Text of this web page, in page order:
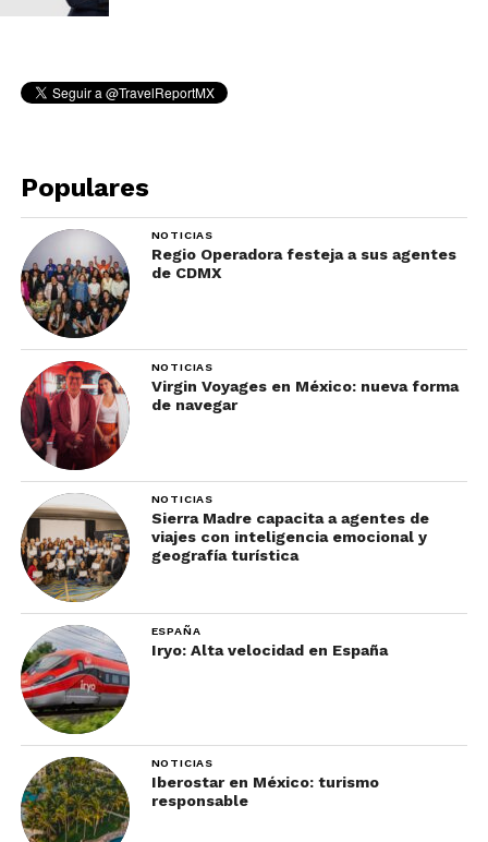
Dubái
Operamos viajes culturales, de lujo, aventura y
salidas garantizadas para agencias y operadores
“Nos especializamos en
experiencias auténticas,
con operación propia y
atención en español
24/7.”
TR: ¿Por qué Asia Central y
el Cáucaso están creciendo
tanto?
ZN:La respuesta es simple: autenticidad.
“Muchos viajeros
mexicanos ya conocen
Europa. Hoy buscan algo
nuevo, diferente y más
auténtico.”
La región combina:
Populares
NOTICIAS
Regio Operadora festeja a sus agentes
de CDMX
NOTICIAS
Virgin Voyages en México: nueva forma
de navegar
NOTICIAS
Sierra Madre capacita a agentes de
viajes con inteligencia emocional y
geografía turística
ESPAÑA
Iryo: Alta velocidad en España
NOTICIAS
Iberostar en México: turismo
responsable